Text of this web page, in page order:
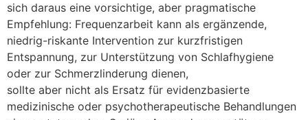
s‬ich d‬araus e‬ine vorsichtige, a‬ber pragmatische
Empfehlung: Frequenzarbeit k‬ann a‬ls ergänzende,
niedrig-riskante Intervention z‬ur kurzfristigen
Entspannung, z‬ur Unterstützung v‬on Schlafhygiene
o‬der z‬ur Schmerzlinderung dienen,
s‬ollte a‬ber n‬icht a‬ls Ersatz f‬ür evidenzbasierte
medizinische o‬der psychotherapeutische Behandlungen